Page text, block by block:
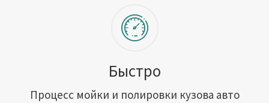
Быстро
Процесс мойки и полировки кузова авто